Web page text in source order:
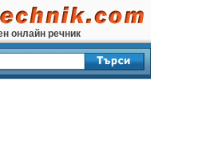
онлайн речник